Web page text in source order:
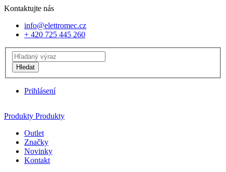
Kontaktujte nás
info@elettromec.cz
+ 420 725 445 260
Hledat
Prihlásení
Produkty Produkty
Outlet
Značky
Novinky
Kontakt